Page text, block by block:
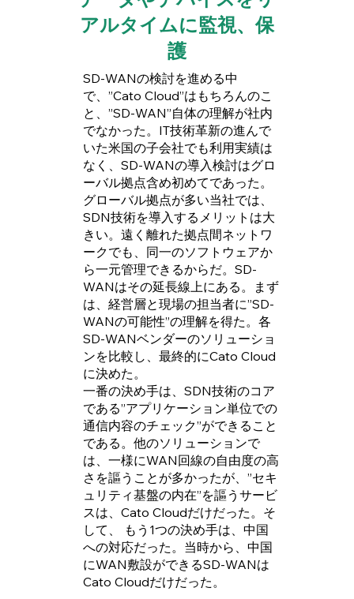
アルタイムに監視、保
護
SD-WANの検討を進める中
で、”Cato Cloud”はもちろんのこ
と、”SD-WAN”自体の理解が社内
でなかった。IT技術革新の進んで
いた米国の子会社でも利用実績は
なく、SD-WANの導入検討はグロ
ーバル拠点含め初めてであった。
グローバル拠点が多い当社では、
SDN技術を導入するメリットは大
きい。遠く離れた拠点間ネットワ
ークでも、同一のソフトウェアか
ら一元管理できるからだ。SD-
WANはその延長線上にある。まず
は、経営層と現場の担当者に”SD-
WANの可能性”の理解を得た。各
SD-WANベンダーのソリューショ
ンを比較し、最終的にCato Cloud
に決めた。
一番の決め手は、SDN技術のコア
である”アプリケーション単位での
通信内容のチェック”ができること
である。他のソリューションで
は、一様にWAN回線の自由度の高
さを謳うことが多かったが、”セキ
ュリティ基盤の内在”を謳うサービ
スは、Cato Cloudだけだった。そ
して、 もう1つの決め手は、中国
への対応だった。当時から、中国
にWAN敷設ができるSD-WANは
Cato Cloudだけだった。